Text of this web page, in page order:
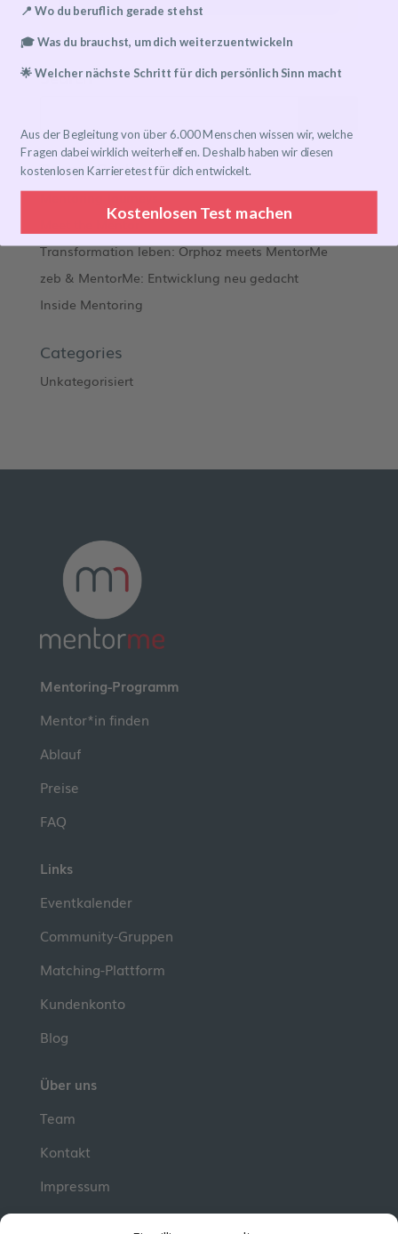
Search
Recent Posts
Meet the Mentor
Transformation leben: Orphoz meets MentorMe
zeb & MentorMe: Entwicklung neu gedacht
Inside Mentoring
Categories
Unkategorisiert
Mentoring-Programm
Mentor*in finden
Ablauf
Preise
FAQ
Links
Eventkalender
Community-Gruppen
Matching-Plattform
Kundenkonto
Blog
Über uns
Team
Kontakt
Impressum
📍 Wo du beruflich gerade stehst
🎓 Was du brauchst, um dich weiterzuentwickeln
🌟 Welcher nächste Schritt für dich persönlich Sinn macht
Aus der Begleitung von über 6.000 Menschen wissen wir, welche
Fragen dabei wirklich weiterhelfen. Deshalb haben wir diesen
kostenlosen Karrieretest für dich entwickelt.
Kostenlosen Test machen